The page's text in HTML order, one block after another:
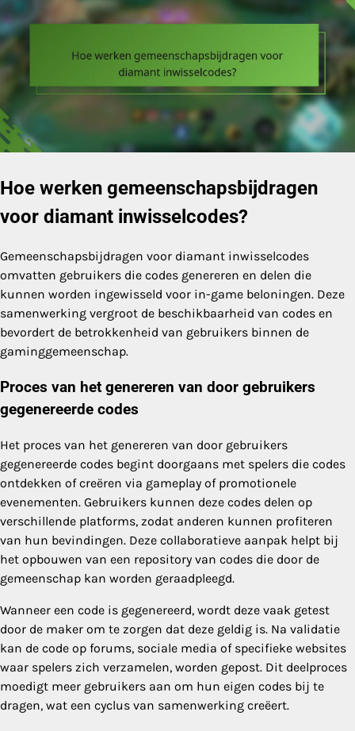
Hoe werken gemeenschapsbijdragen
voor diamant inwisselcodes?
Gemeenschapsbijdragen voor diamant inwisselcodes
omvatten gebruikers die codes genereren en delen die
kunnen worden ingewisseld voor in-game beloningen. Deze
samenwerking vergroot de beschikbaarheid van codes en
bevordert de betrokkenheid van gebruikers binnen de
gaminggemeenschap.
Proces van het genereren van door gebruikers
gegenereerde codes
Het proces van het genereren van door gebruikers
gegenereerde codes begint doorgaans met spelers die codes
ontdekken of creëren via gameplay of promotionele
evenementen. Gebruikers kunnen deze codes delen op
verschillende platforms, zodat anderen kunnen profiteren
van hun bevindingen. Deze collaboratieve aanpak helpt bij
het opbouwen van een repository van codes die door de
gemeenschap kan worden geraadpleegd.
Wanneer een code is gegenereerd, wordt deze vaak getest
door de maker om te zorgen dat deze geldig is. Na validatie
kan de code op forums, sociale media of specifieke websites
waar spelers zich verzamelen, worden gepost. Dit deelproces
moedigt meer gebruikers aan om hun eigen codes bij te
dragen, wat een cyclus van samenwerking creëert.